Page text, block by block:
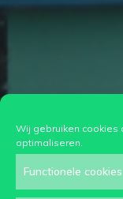
Wij gebruiken cookies
optimaliseren.
Functionele cookies